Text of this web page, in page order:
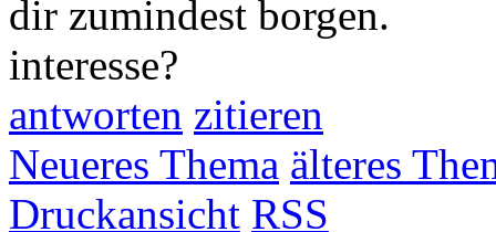
dir zumindest borgen.
interesse?
antworten zitieren
Neueres Thema älteres
Druckansicht RSS